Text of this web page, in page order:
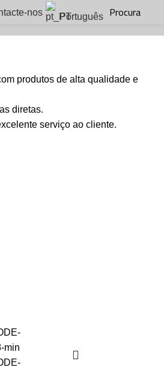
nos Português Procura
produtos de alta qualidade e
diretas.
serviço ao cliente.